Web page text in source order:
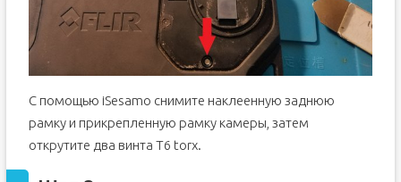
С помощью iSesamo снимите наклеенную заднюю
рамку и прикрепленную рамку камеры, затем
открутите два винта T6 torx.